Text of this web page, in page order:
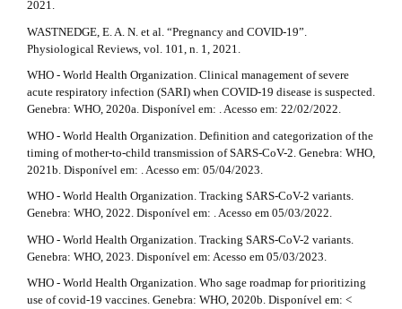
2021.
WASTNEDGE, E. A. N. et al. “Pregnancy and COVID-19”.
Physiological Reviews, vol. 101, n. 1, 2021.
WHO - World Health Organization. Clinical management of severe
acute respiratory infection (SARI) when COVID-19 disease is suspected.
Genebra: WHO, 2020a. Disponível em: . Acesso em: 22/02/2022.
WHO - World Health Organization. Definition and categorization of the
timing of mother-to-child transmission of SARS-CoV-2. Genebra: WHO,
2021b. Disponível em: . Acesso em: 05/04/2023.
WHO - World Health Organization. Tracking SARS-CoV-2 variants.
Genebra: WHO, 2022. Disponível em: . Acesso em 05/03/2022.
WHO - World Health Organization. Tracking SARS-CoV-2 variants.
Genebra: WHO, 2023. Disponível em: Acesso em 05/03/2023.
WHO - World Health Organization. Who sage roadmap for prioritizing
use of covid-19 vaccines. Genebra: WHO, 2020b. Disponível em: <